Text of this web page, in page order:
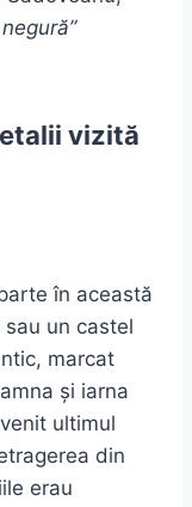
vizită
în această
un castel
marcat
și iarna
ultimul
din
erau